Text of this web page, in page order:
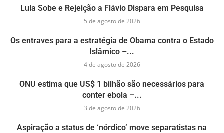
Lula Sobe e Rejeição a Flávio Dispara em Pesquisa
5 de agosto de 2026
Os entraves para a estratégia de Obama contra o Estado
Islâmico –...
4 de agosto de 2026
ONU estima que US$ 1 bilhão são necessários para
conter ebola –...
3 de agosto de 2026
Aspiração a status de ‘nórdico’ move separatistas na